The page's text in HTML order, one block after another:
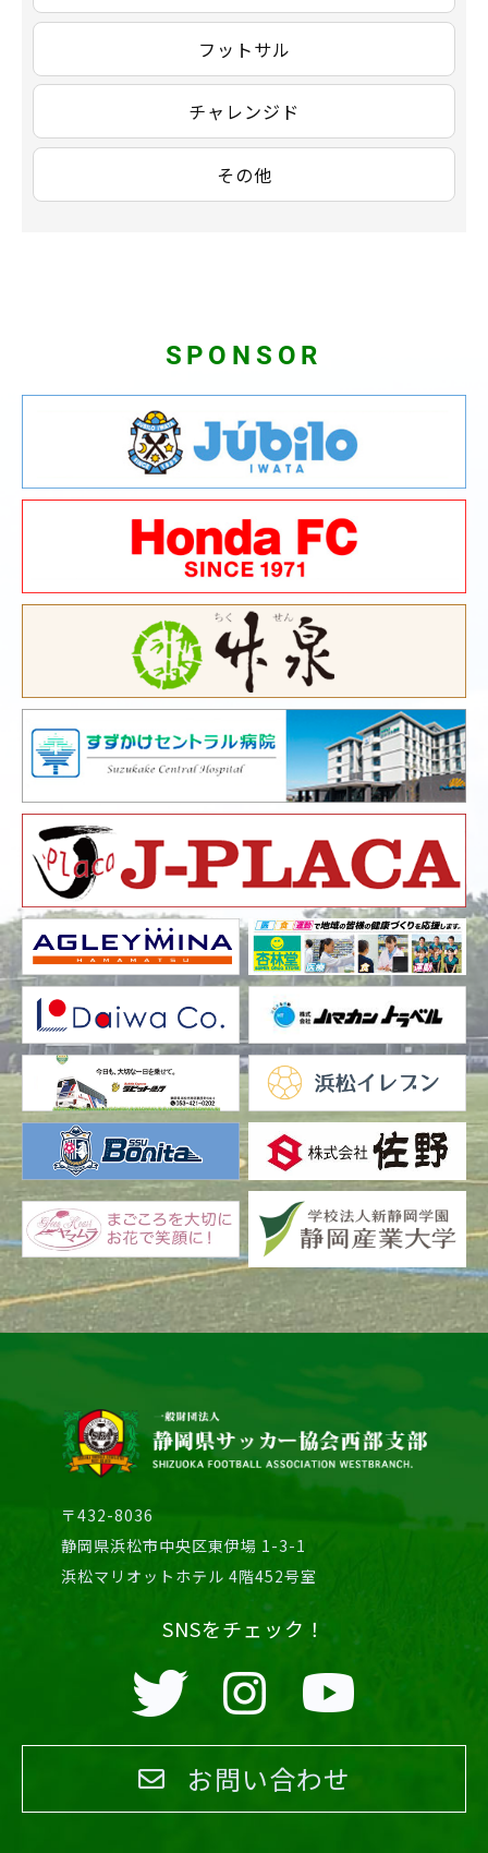
フットサル
チャレンジド
その他
SPONSOR
〒432-8036
静岡県浜松市中央区東伊場 1-3-1
浜松マリオットホテル 4階452号室
SNSをチェック！
お問い合わせ